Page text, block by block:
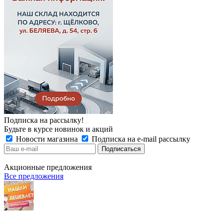
Подписка на рассылку!
Будьте в курсе новинок и акций
Новости магазина
Подписка на e-mail рассылку
Акционные предложения
Все предложения